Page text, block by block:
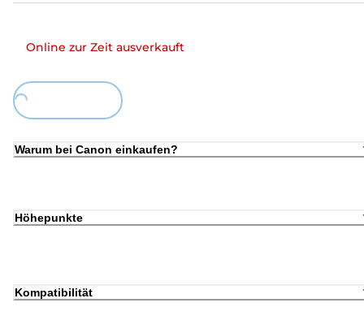
Online zur Zeit ausverkauft
Loading...
Warum bei Canon einkaufen?
Höhepunkte
Kompatibilität